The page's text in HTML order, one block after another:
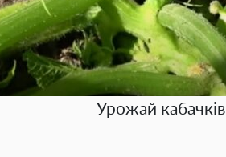
Урожай кабачків